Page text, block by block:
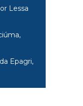
Lessa
Epagri,